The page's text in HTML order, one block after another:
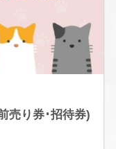
売り券･招待券)